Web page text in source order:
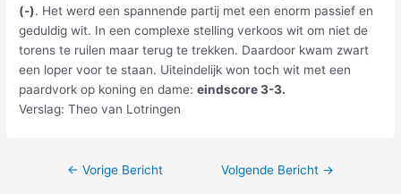
(-). Het werd een spannende partij met een enorm passief en
geduldig wit. In een complexe stelling verkoos wit om niet de
torens te ruilen maar terug te trekken. Daardoor kwam zwart
een loper voor te staan. Uiteindelijk won toch wit met een
paardvork op koning en dame:eindscore 3-3.
Verslag: Theo van Lotringen
← Vorige Bericht Volgende Bericht →